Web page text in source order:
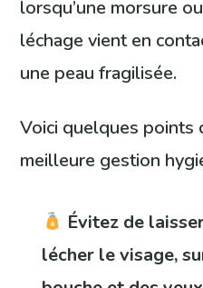
lorsqu’une morsure
léchage vient en
une peau fragilisée.
Voici quelques points
meilleure gestion
Évitez de
lécher le visage,